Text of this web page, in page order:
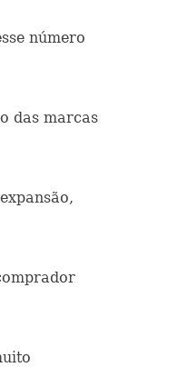
número
das marcas